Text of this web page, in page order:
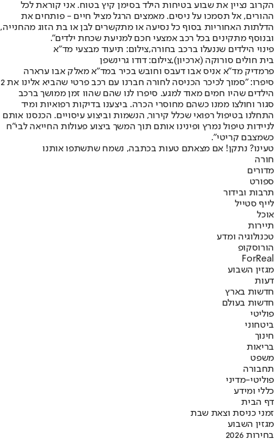
הקרוב נציין את שבוע בטיחות הילד בסימן קיץ בטוח. אני קוראת לכל
ההורים, אל תסמכו על ניסים. מאמצים הרגל מציל חיים - פותחים את
הדלתות האחוריות בסוף כל נסיעה או מתקשרים לבן או בת הזוג מהחנייה,
ובנוסף מתקינים בכל רכב אמצעי חכם למניעת שכחת ילדים".
פינוי הילדים שננעלו ברכב בחורה,צילום: תיעוד מבצעי מד"א
בית חולים סורוקה (ארכיון),צילום: דודו גרינשפן
פרמדיק מד"א אניס אבו דעבס וחובש בכיר במד"א מאלק אבו ערארה
סיפרו: "סמוך לכיכר הכניסה לחורה חברנו עם רכב פרטי שהביא אלינו את 2
הילדים שהיו חמים מאוד למגע. סיפרו לנו שהם שהוו זמן ממושך ברכב
סגור וחולצו ממנו כשהם מחוסרי הכרה. ביצענו בדיקות רפואיות ומיד
התחלנו בטיפול רפואי שכלל קירור, הנשמות וביצוע עיסויים. הכנסנו אותם
לניידות טיפול נמרץ ופינינו אותם תוך המשך ביצוע פעולות החייאה לבי"ח
כשמצבם קריטי".
טעינו? נתקן! אם מצאתם טעות בכתבה, נשמח שתשתפו אותנו
חורה
מדורים
ספורט
תרבות ובידור
לייף סטייל
אוכל
תיירות
טכנולוגיה ומדע
הורוסקופ
ForReal
מגזין השבוע
דעות
חדשות בארץ
חדשות בעולם
פוליטי
ביטחוני
חינוך
בריאות
משפט
תחבורה
פוליטי-מדיני
כללי ומידע
דף הבית
זמני כניסת וצאת שבת
מגזין השבוע
בחירות 2026